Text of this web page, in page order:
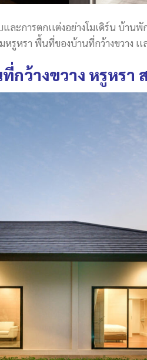
ละการตกเเต่งอย่างโมเดิร์น บ้าน
หรา พื้นที่ของบ้านที่กว้างขวาง เ
กว้างขวาง หรูหรา